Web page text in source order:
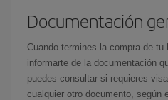
Documentación
Cuando termines la compra de tu
informarte de la documentación
puedes consultar si requieres
cualquier otro documento, según